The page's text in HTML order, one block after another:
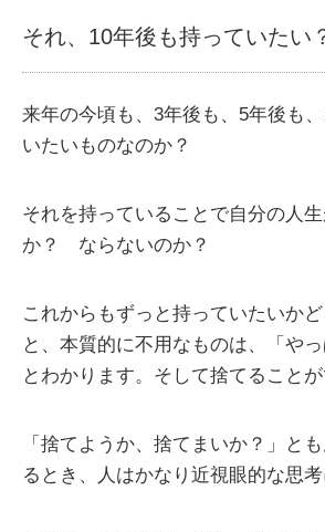
それ、10年後も持っていたい
来年の今頃も、3年後も、5年後も
いたいものなのか？
それを持っていることで自分の人
か？ ならないのか？
これからもずっと持っていたいか
と、本質的に不用なものは、「やっ
とわかります。そして捨てることが
「捨てようか、捨てまいか？」と
るとき、人はかなり近視眼的な思考